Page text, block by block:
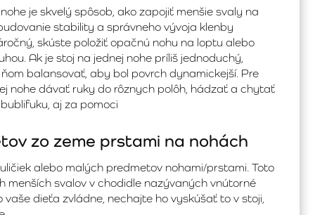
je skvelý spôsob, ako zapojiť menšie svaly na
stability a správneho vývoja klenby
skúste položiť opačnú nohu na loptu alebo
Ak je stoj na jednej nohe príliš jednoduchý,
balansovať, aby bol povrch dynamickejší. Pre
nohe dávať ruky do rôznych polôh, hádzať a chytať
aj za pomoci
zo zeme prstami na nohách
alebo malých predmetov nohami/prstami. Toto
svalov v chodidle nazývaných vnútorné
dieťa zvládne, nechajte ho vyskúšať to v stoji,